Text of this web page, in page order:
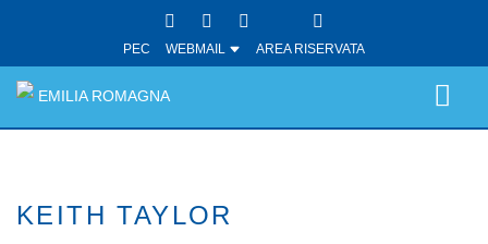
PEC WEBMAIL AREA RISERVATA
EMILIA ROMAGNA
KEITH TAYLOR